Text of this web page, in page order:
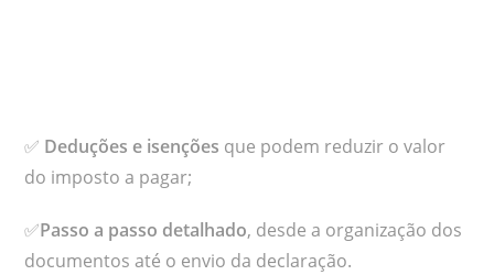
✅ Deduções e isenções que podem reduzir o valor
do imposto a pagar;
✅Passo a passo detalhado, desde a organização dos
documentos até o envio da declaração.